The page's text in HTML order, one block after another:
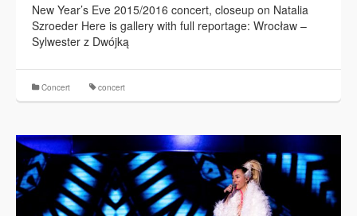
New Year’s Eve 2015/2016 concert, closeup on Natalia
Szroeder Here is gallery with full reportage: Wrocław –
Sylwester z Dwójką
Concert concert